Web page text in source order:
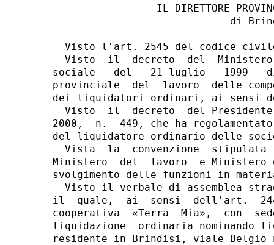
IL DIRETTORE
di
Visto l'art. 2545 del codice
Visto  il  decreto  del
sociale   del   21 luglio   1999
provinciale  del  lavoro  delle
dei liquidatori ordinari, ai sensi
Visto  il  decreto  del
2000,  n.  449, che ha
del liquidatore ordinario delle
Vista  la  convenzione  stipulata
Ministero  del  lavoro  e
svolgimento delle funzioni in
Visto il verbale di assemblea
il  quale,  ai  sensi  dell'art.
cooperativa  «Terra  Mia»,  con
liquidazione  ordinaria nominando
residente in Brindisi, viale Belgio